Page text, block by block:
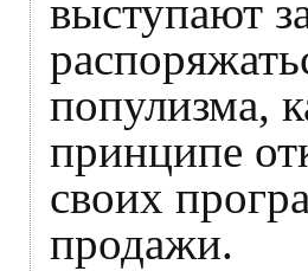
выступают
популизма,
принципе
своих
продажи.